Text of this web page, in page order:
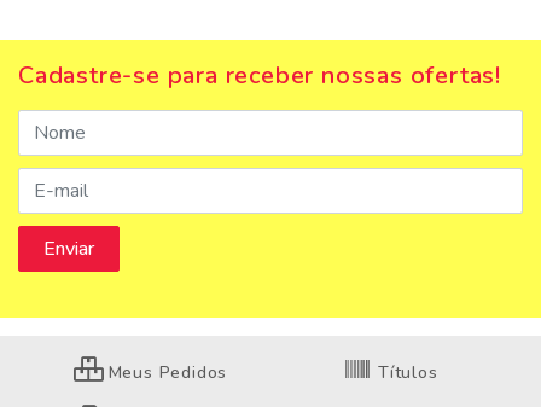
Cadastre-se para receber nossas ofertas!
Meus Pedidos Títulos